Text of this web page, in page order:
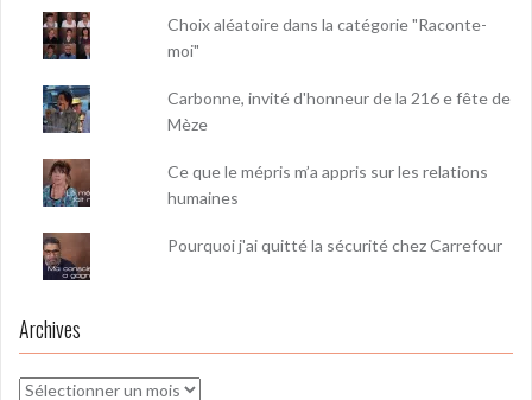
Choix aléatoire dans la catégorie "Raconte-
moi"
Carbonne, invité d'honneur de la 216 e fête de
Mèze
Ce que le mépris m’a appris sur les relations
humaines
Pourquoi j'ai quitté la sécurité chez Carrefour
Archives
Archives